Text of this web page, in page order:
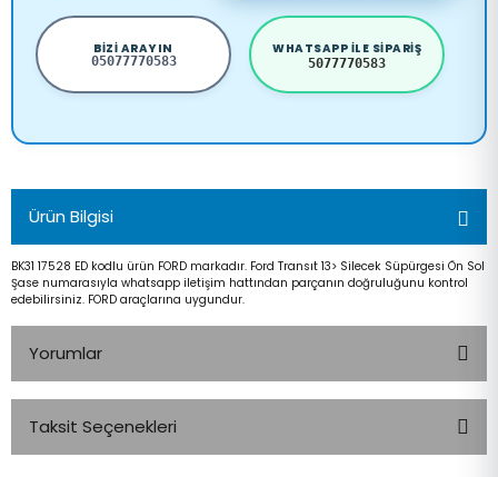
BIZI ARAYIN
05077770583
WHATSAPP ILE SIPARIŞ
5077770583
Ürün Bilgisi
BK31 17528 ED kodlu ürün FORD markadır. Ford Transıt 13> Silecek Süpürgesi Ön Sol
Şase numarasıyla whatsapp iletişim hattından parçanın doğruluğunu kontrol
edebilirsiniz. FORD araçlarına uygundur.
Yorumlar
Taksit Seçenekleri